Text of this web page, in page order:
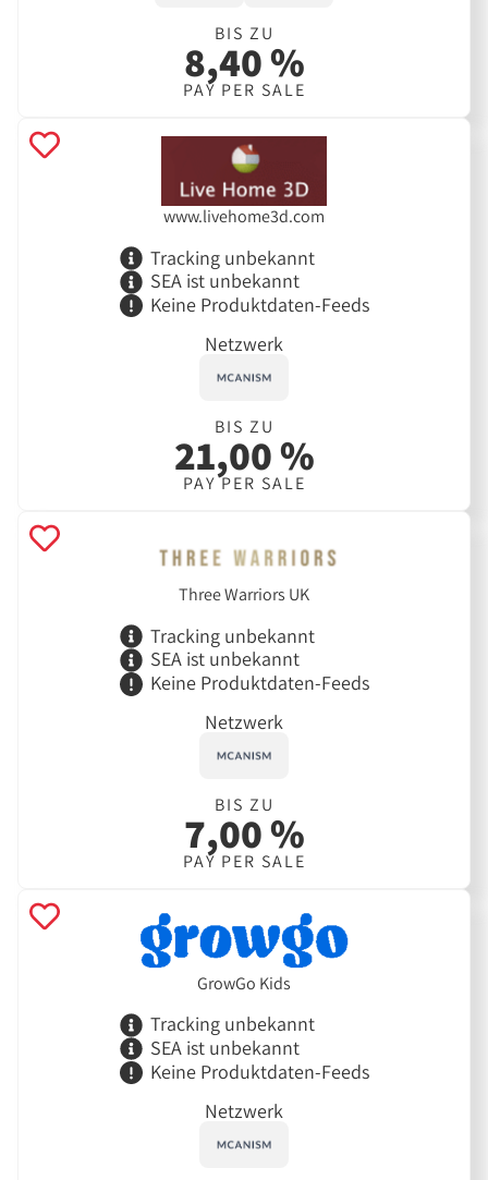
BIS ZU
8,40 %
PAY PER SALE
www.livehome3d.com
Tracking unbekannt
SEA ist unbekannt
Keine Produktdaten-Feeds
Netzwerk
BIS ZU
21,00 %
PAY PER SALE
Three Warriors UK
Tracking unbekannt
SEA ist unbekannt
Keine Produktdaten-Feeds
Netzwerk
BIS ZU
7,00 %
PAY PER SALE
GrowGo Kids
Tracking unbekannt
SEA ist unbekannt
Keine Produktdaten-Feeds
Netzwerk